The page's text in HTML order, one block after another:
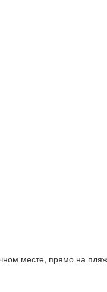
месте, прямо на